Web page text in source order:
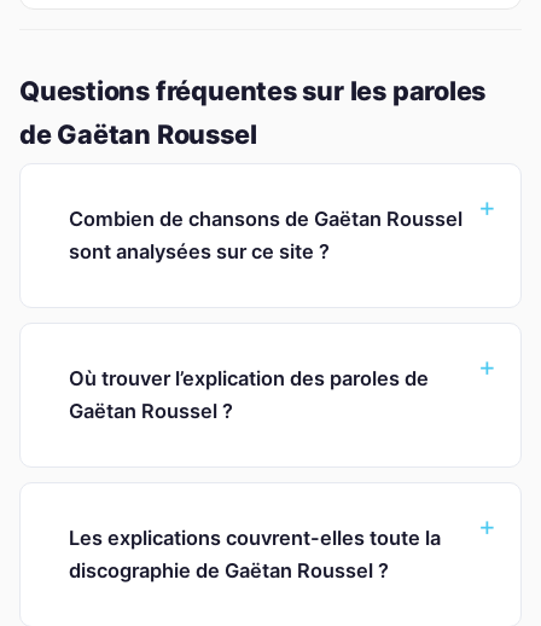
Questions fréquentes sur les paroles
de Gaëtan Roussel
Combien de chansons de Gaëtan Roussel
sont analysées sur ce site ?
Où trouver l’explication des paroles de
Gaëtan Roussel ?
Les explications couvrent-elles toute la
discographie de Gaëtan Roussel ?